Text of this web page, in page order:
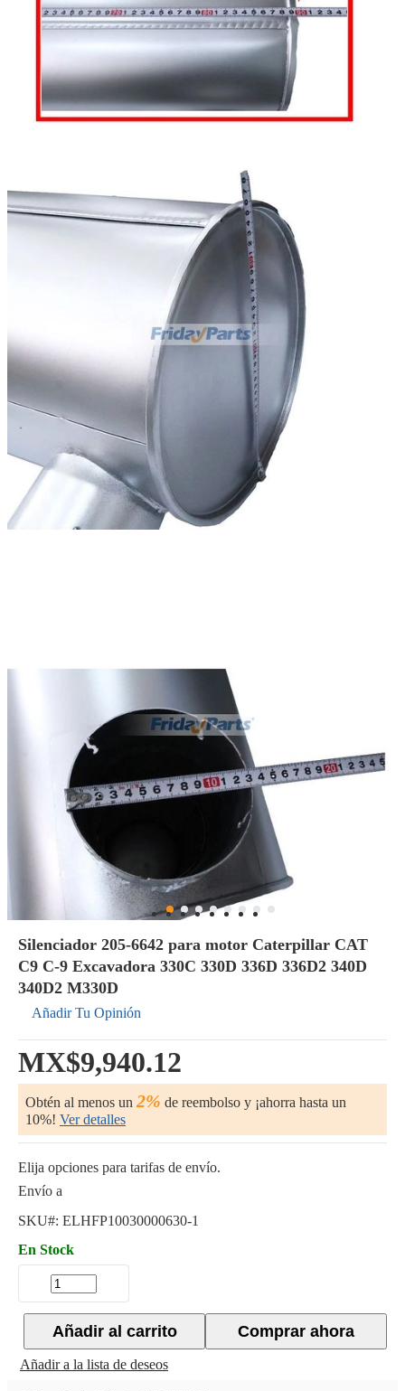
Silenciador 205-6642 para motor Caterpillar CAT
C9 C-9 Excavadora 330C 330D 336D 336D2 340D
340D2 M330D
Añadir Tu Opinión
MX$9,940.12
Obtén al menos un 2% de reembolso y ¡ahorra hasta un
10%! Ver detalles
Elija opciones para tarifas de envío.
Envío a
SKU#: ELHFP10030000630-1
En Stock
Comprar ahora
Añadir al carrito
Añadir a la lista de deseos